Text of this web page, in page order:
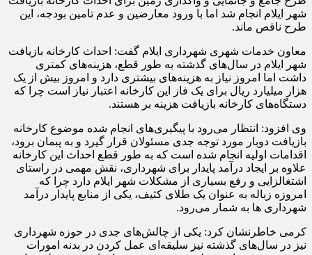
شهر ایلام انجام شد اما با ورود معارضین و عدم تامین بودجه، این
طرح ناقص ماند.
معاون خدمات شهری شهرداری ایلام گفت: احداث کارخانه بازیافت
شهر ایلام در سال‌های گذشته به طور قطع، هزینه‌های کمتری
داشت اما امروز نیاز به هزینه‌های بیشتری دارد و امروز بیش از یک
هزار میلیارد ریال برای یک فاز این کارخانه اعتبار نیاز است چرا که
دستگاه‌های کارخانه بازیافت هزینه بر هستند.
وی افزود: انتظار می‌رود با پیگیری‌های انجام شده موضوع کارخانه
بازیافت دوبار مورد توجه جدی مسئولان قرار گیرد و به پبمان برود،
اقدامات اولیه انجام شده است که به طور قطع احداث این کارخانه
علاوه بر ایجاد درآمد پایدار برای شهرداری، نقش مهمی در راستای
اشتغالزایی و رفع بسیاری از مشکلات شهر ایلام دارد چرا که
امروزه زباله به عنوان یک طلای کثیف، یکی از منابع پایدار درآمد
شهرداری ها به شمار می‌رود.
کرمی خاطرنشان کرد: یکی از چالش‌های جدی در حوزه شهرداری
نیز در سال‌های گذشته نیز سلیقه‌ای عمل کردن در بدنه امورات